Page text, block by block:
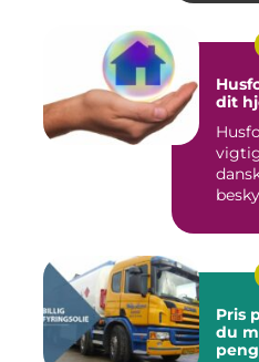
dit
Pris på
du